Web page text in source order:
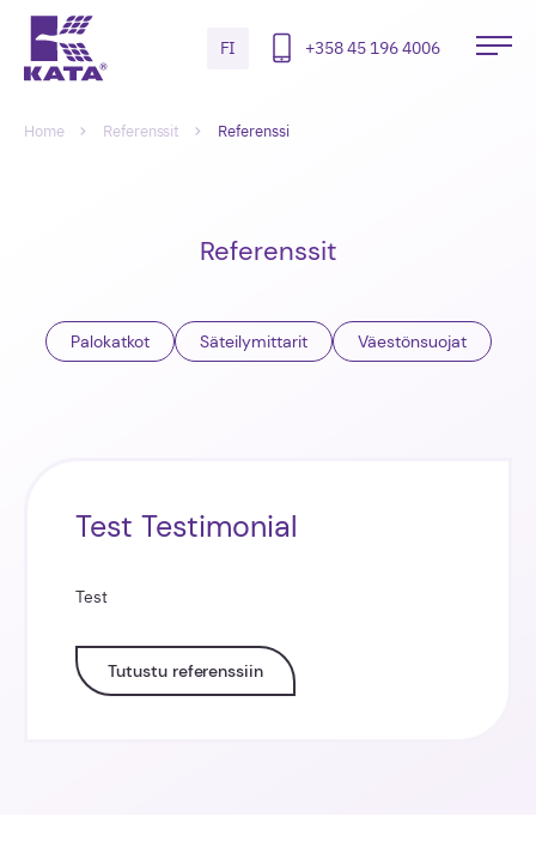
Hyppää
sisältöön
Kata
Meters
FI +358 45 196 4006
Murupolku-
Home
Referenssit Referenssi
Referenssit
Palokatkot Säteilymittarit Väestönsuojat
Test Testimonial
Test
Tutustu referenssiin